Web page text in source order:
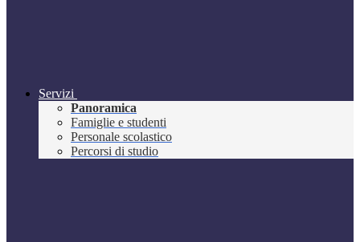
Servizi
Panoramica
Famiglie e studenti
Personale scolastico
Percorsi di studio